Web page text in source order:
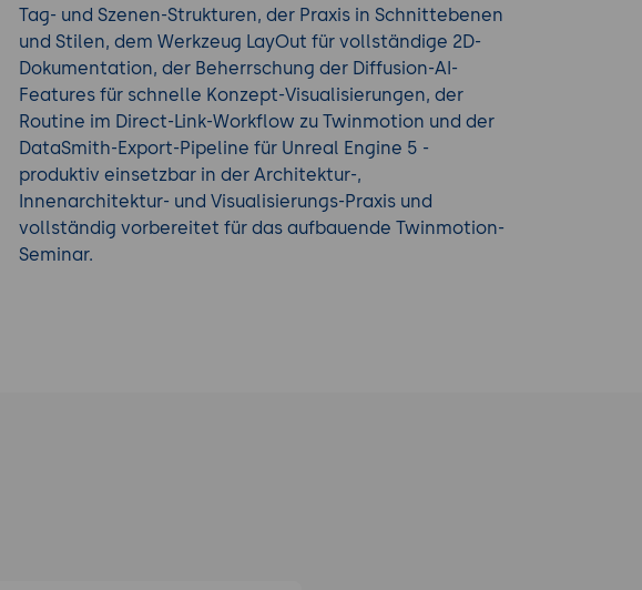
Tag- und Szenen-Strukturen, der Praxis in Schnittebenen
und Stilen, dem Werkzeug LayOut für vollständige 2D-
Dokumentation, der Beherrschung der Diffusion-AI-
Features für schnelle Konzept-Visualisierungen, der
Routine im Direct-Link-Workflow zu Twinmotion und der
DataSmith-Export-Pipeline für Unreal Engine 5 -
produktiv einsetzbar in der Architektur-,
Innenarchitektur- und Visualisierungs-Praxis und
vollständig vorbereitet für das aufbauende Twinmotion-
Seminar.